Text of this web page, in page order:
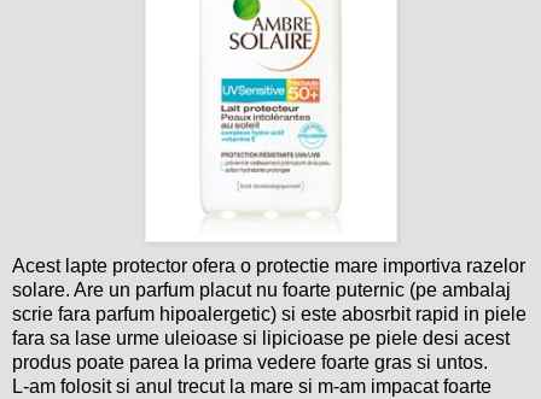
Acest lapte protector ofera o protectie mare importiva razelor
solare. Are un parfum placut nu foarte puternic (pe ambalaj
scrie fara parfum hipoalergetic) si este abosrbit rapid in piele
fara sa lase urme uleioase si lipicioase pe piele desi acest
produs poate parea la prima vedere foarte gras si untos.
L-am folosit si anul trecut la mare si m-am impacat foarte